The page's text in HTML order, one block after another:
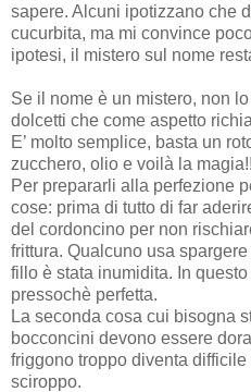
sapere. Alcuni ipotizzano che
cucurbita, ma mi convince
ipotesi, il mistero sul nome
Se il nome è un mistero, non
dolcetti che come aspetto
E’ molto semplice, basta un
zucchero, olio e voilà la
Per prepararli alla perfezione
cose: prima di tutto di far
del cordoncino per non
frittura. Qualcuno usa
fillo è stata inumidita. In
pressochè perfetta.
La seconda cosa cui bisogna
bocconcini devono essere
friggono troppo diventa
sciroppo.